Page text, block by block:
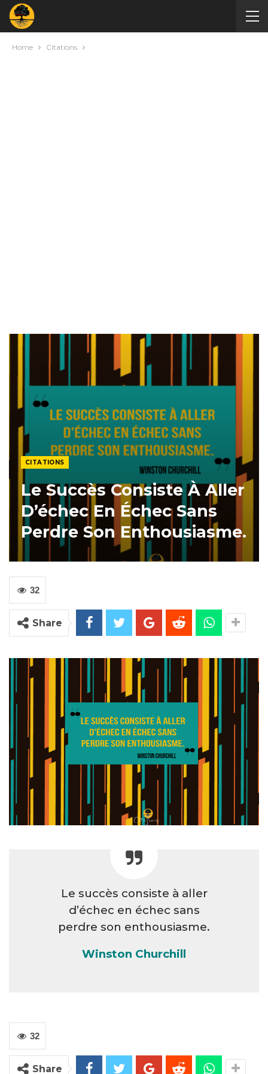
Home Citations
CITATIONS
Le Succès Consiste À Aller
D’échec En Échec Sans
Perdre Son Enthousiasme.
32
Share
Le succès consiste à aller
d’échec en échec sans
perdre son enthousiasme.
Winston Churchill
32
Share